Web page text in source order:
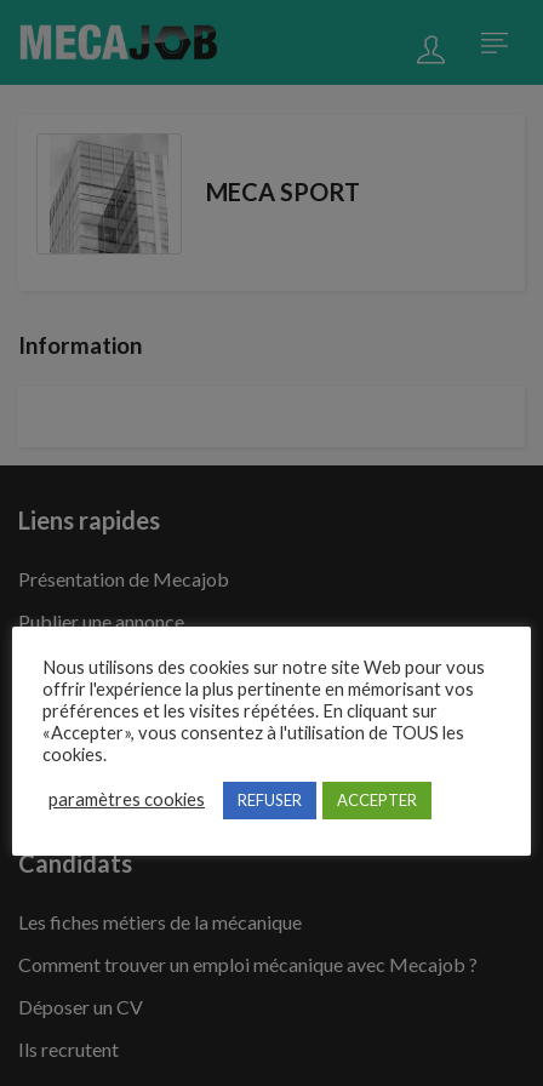
MECA SPORT
Information
Liens rapides
Présentation de Mecajob
Publier une annonce
Offres d’emploi
Questions fréquentes
Blog
Contact
Candidats
Les fiches métiers de la mécanique
Comment trouver un emploi mécanique avec Mecajob ?
Déposer un CV
Ils recrutent
Nous utilisons des cookies sur notre site Web pour vous
offrir l'expérience la plus pertinente en mémorisant vos
préférences et les visites répétées. En cliquant sur
«Accepter», vous consentez à l'utilisation de TOUS les
cookies.
paramètres cookies REFUSER ACCEPTER